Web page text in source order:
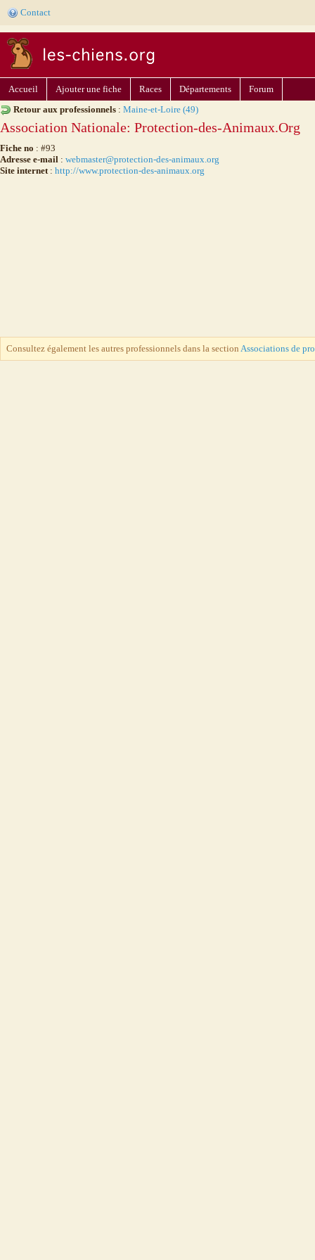
Contact
Accueil Ajouter une fiche Races Départements
Forum
Retour aux professionnels : Maine-et-Loire (49)
Association Nationale: Protection-des-Animaux.Org
Fiche no : #93
Adresse e-mail : webmaster@protection-des-animaux.org
Site internet: http://www.protection-des-animaux.org
Consultez également les autres professionnels dans la section Associations de